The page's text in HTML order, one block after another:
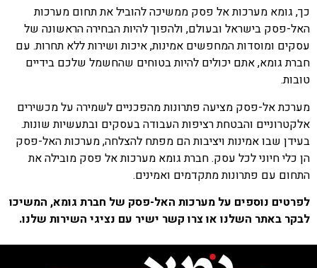
כך, גומא מערכות אל פסק ממשיכה להוביל את תחום מערכות
האל-פסק בישראל ובעולם, ולהפוך להיות הבחירה הראשונה של
עסקים ומוסדות המחפשים אמינות, איכות ושירות ללא תחרות. עם
חברת גומא, אתם יכולים להיות בטוחים שהחשמל שלכם בידיים
טובות.
מערכת אל-פסק מציעה פתרונות מהפכניים לשמירה על מכשירים
אלקטרוניים והבטחת רציפות העבודה בעסקים ובתעשיות שונות.
בעידן שבו אמינות ויציבות הם מפתח להצלחה, מערכות האל-פסק
הן כלי חיוני לכל עסק. חברת גומא מערכות אל פסק מובילה את
התחום עם פתרונות מתקדמים ואמינים.
לפרטים נוספים על מערכות האל-פסק של חברת גומא, המשיכו
לבקר באתר השלנו או צרו קשר ישיר עם נציגי השירות שלנו.